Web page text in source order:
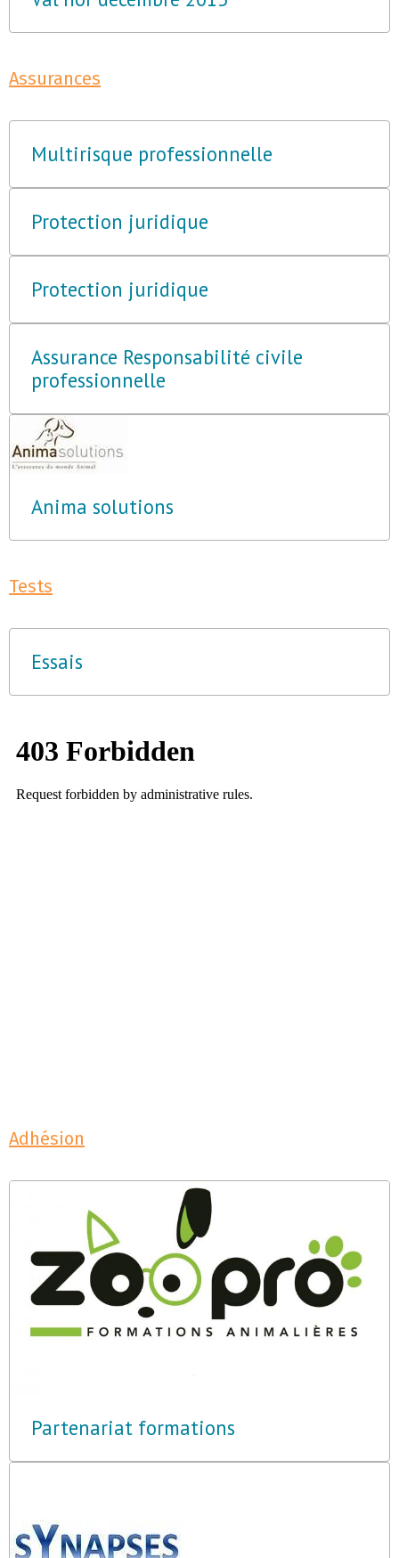
Assurances
Multirisque professionnelle
Protection juridique
Protection juridique
Assurance Responsabilité civile
professionnelle
Anima solutions
Tests
Essais
Adhésion
Partenariat formations